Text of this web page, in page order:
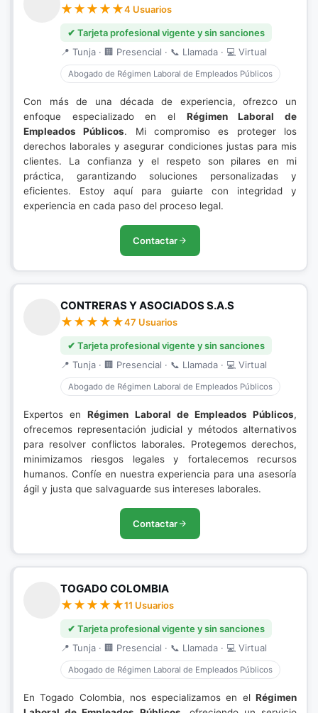
4 Usuarios
✔ Tarjeta profesional vigente y sin sanciones
📍 Tunja · 🏢 Presencial · 📞 Llamada · 💻 Virtual
Abogado de Régimen Laboral de Empleados Públicos
Con más de una década de experiencia, ofrezco un
enfoque especializado en el Régimen Laboral de
Empleados Públicos. Mi compromiso es proteger los
derechos laborales y asegurar condiciones justas para mis
clientes. La confianza y el respeto son pilares en mi
práctica, garantizando soluciones personalizadas y
eficientes. Estoy aquí para guiarte con integridad y
experiencia en cada paso del proceso legal.
Contactar
CONTRERAS Y ASOCIADOS S.A.S
47 Usuarios
✔ Tarjeta profesional vigente y sin sanciones
📍 Tunja · 🏢 Presencial · 📞 Llamada · 💻 Virtual
Abogado de Régimen Laboral de Empleados Públicos
Expertos enRégimen Laboral de Empleados Públicos,
ofrecemos representación judicial y métodos alternativos
para resolver conflictos laborales. Protegemos derechos,
minimizamos riesgos legales y fortalecemos recursos
humanos. Confíe en nuestra experiencia para una asesoría
ágil y justa que salvaguarde sus intereses laborales.
Contactar
TOGADO COLOMBIA
11 Usuarios
✔ Tarjeta profesional vigente y sin sanciones
📍 Tunja · 🏢 Presencial · 📞 Llamada · 💻 Virtual
Abogado de Régimen Laboral de Empleados Públicos
En Togado Colombia, nos especializamos en el Régimen